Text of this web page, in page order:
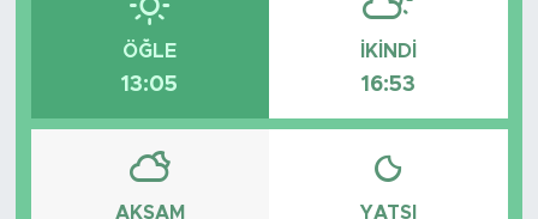
ÖĞLE
13:05
İKINDI
16:53
AKŞAM YATSI